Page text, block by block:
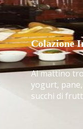
Colazione
Al mattino
yogurt,
succhi di